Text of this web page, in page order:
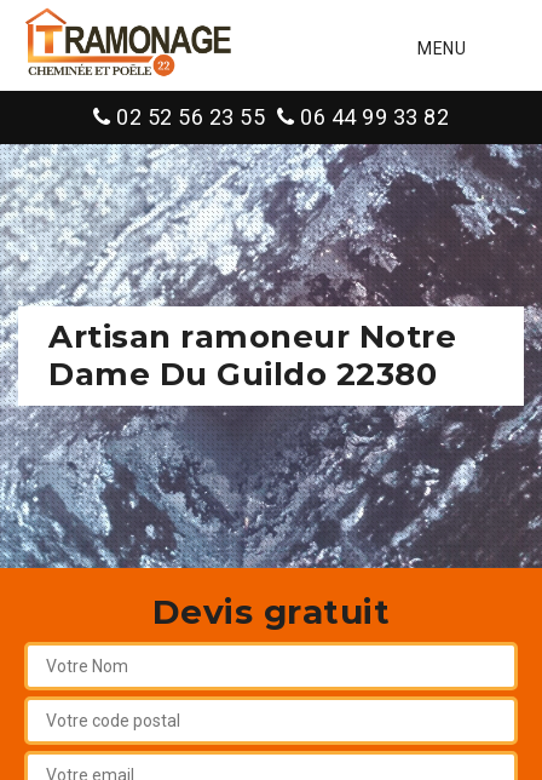
MENU
02 52 56 23 55 06 44 99 33 82
Artisan ramoneur Notre
Dame Du Guildo 22380
Devis gratuit